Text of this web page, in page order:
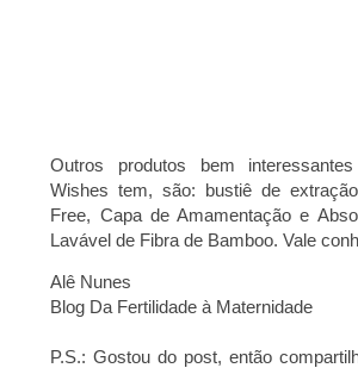
Outros produtos bem
Wishes tem, são: bustiê de
Free, Capa de Amamentação e
Lavável de Fibra de Bamboo. Vale
Alê Nunes
Blog Da Fertilidade à Maternidade
P.S.: Gostou do post, então